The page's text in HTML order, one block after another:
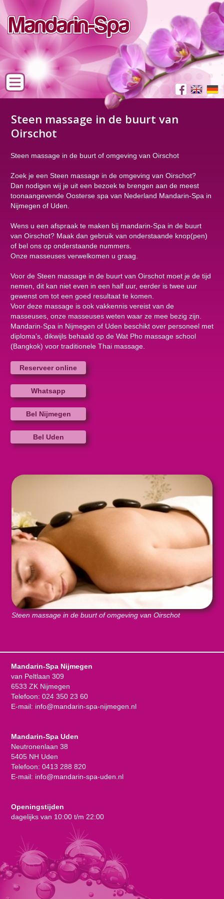
Steen massage in de buurt van
Oirschot
Steen massage in de buurt of omgeving van Oirschot
Zoek je een Steen massage in de omgeving van Oirschot?
Dan nodigen wij je uit een bezoek te brengen aan de meest
toonaangevende Oosterse spa van Nederland Mandarin-Spa in
Nijmegen of Uden.
Wens u een afspraak te maken bij mandarin-Spa in de buurt
van Oirschot? Maak dan gebruik van onderstaande knop(pen)
of bel ons op onderstaande nummers.
Onze masseuses verwelkomen u graag.
Voor de Steen massage in de buurt van Oirschot moet je de tijd
nemen, dit kan niet even in een half uur, eerder is twee uur
gewenst om tot een goed resultaat te komen.
Voor deze massage is ook vakkennis vereist van de
masseuses, onze masseuses weten waar ze mee bezig zijn.
Mandarin-Spa in Nijmegen of Uden beschikt over personeel met
diploma’s, dikwijls behaald op de Wat Pho massage school
(Bangkok) voor traditionele Thai massage.
Reserveer online
Whatsapp
Bel Nijmegen
Bel Uden
Steen massage in de buurt of omgeving van Oirschot
Mandarin-Spa Nijmegen
van Peltlaan 309
6533 ZK Nijmegen
Telefoon: 024 350 23 60
E-mail: info@mandarin-spa-nijmegen.nl
Mandarin-Spa Uden
Neutronenlaan 38
5405 NH Uden
Telefoon: 0413 288 820
E-mail: info@mandarin-spa-uden.nl
Openingstijden
dagelijks van 10:00 t/m 22:00